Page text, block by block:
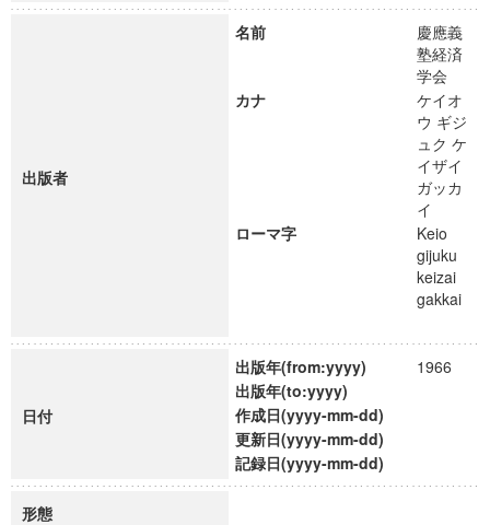
出版者
名前
慶應義
塾経済
学会
カナ
ケイオ
ウ ギジ
ュク ケ
イザイ
ガッカ
イ
ローマ字
Keio
gijuku
keizai
gakkai
日付
出版年(from:yyyy)
1966
出版年(to:yyyy)
作成日(yyyy-mm-dd)
更新日(yyyy-mm-dd)
記録日(yyyy-mm-dd)
形態